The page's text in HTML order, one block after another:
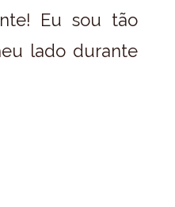
Eu sou tão
lado durante